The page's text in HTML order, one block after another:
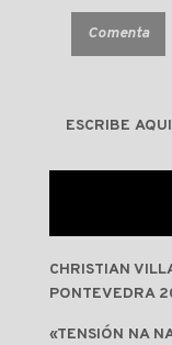
CHRISTIAN
PONTEVEDRA
«TENSIÓN NA